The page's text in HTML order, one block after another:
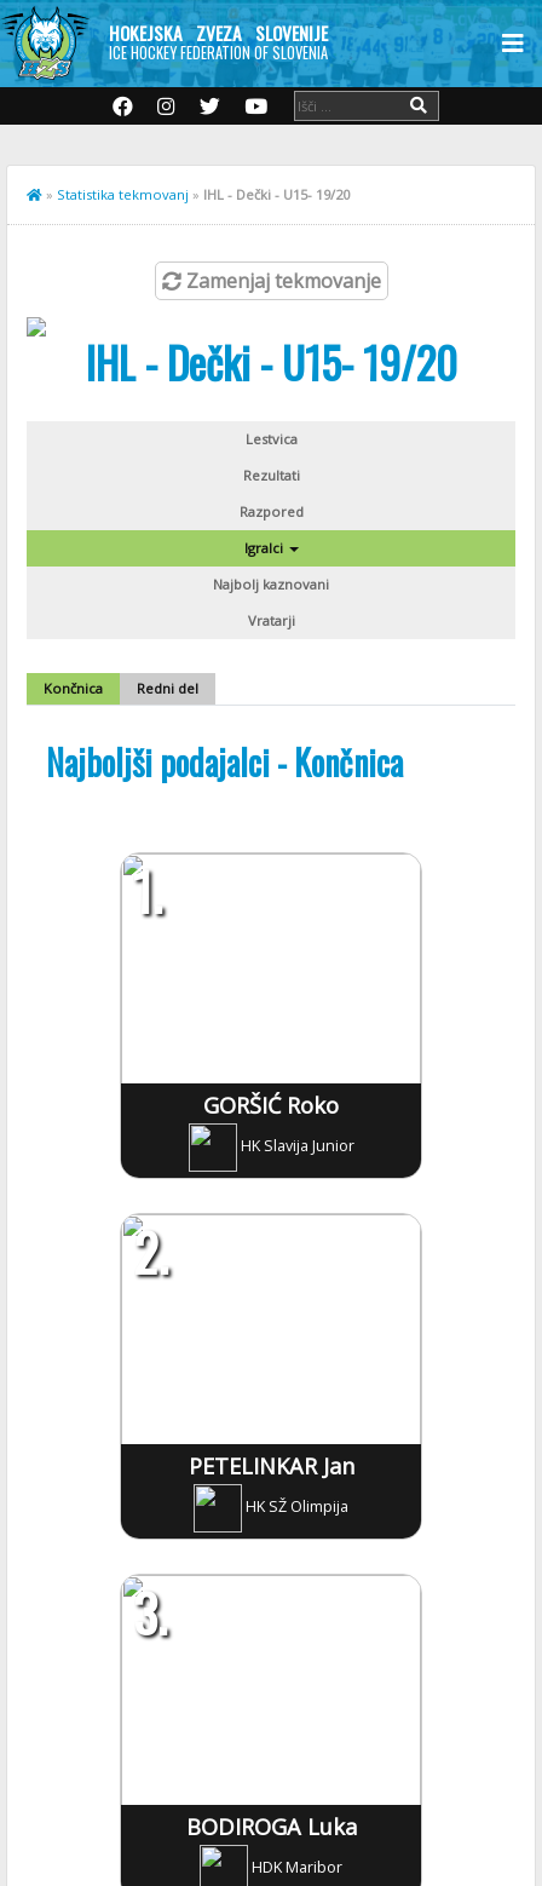
HOKEJSKA ZVEZA SLOVENIJE
ICE HOCKEY FEDERATION OF SLOVENIA
» Statistika tekmovanj » IHL - Dečki - U15- 19/20
Zamenjaj tekmovanje
IHL - Dečki - U15- 19/20
Lestvica
Rezultati
Razpored
Igralci
Najbolj kaznovani
Vratarji
Končnica Redni del
Najboljši podajalci - Končnica
1.
GORŠIĆ Roko
HK Slavija Junior
2.
PETELINKAR Jan
HK SŽ Olimpija
3.
BODIROGA Luka
HDK Maribor